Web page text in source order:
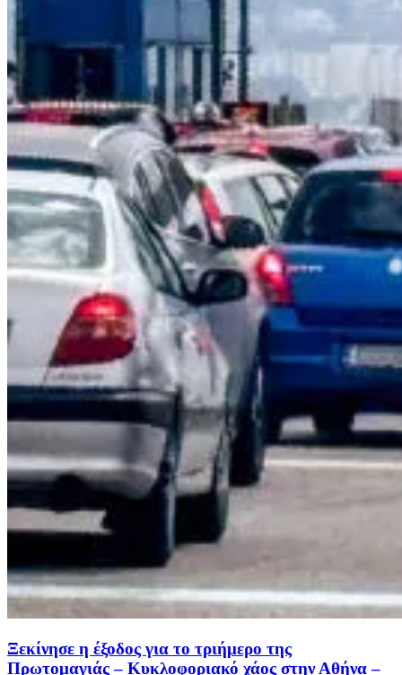
Ξεκίνησε η έξοδος για το τριήμερο της
Πρωτομαγιάς – Κυκλοφοριακό χάος στην Αθήνα –